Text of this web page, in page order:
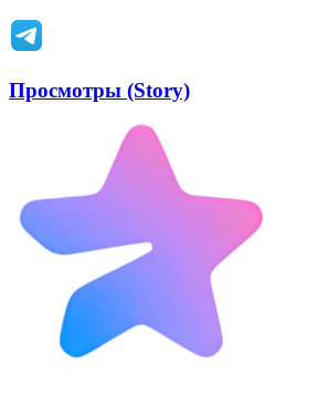
Просмотры (Story)